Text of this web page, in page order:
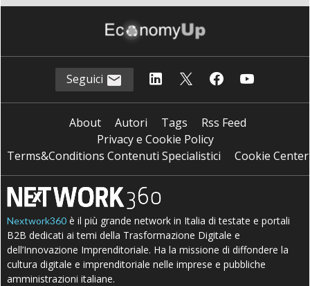
Seguici
About Autori Tags
Rss Feed
Privacy e Cookie Policy
Terms&Conditions Contenuti Specialistici
Cookie Center
Nextwork360 è il più grande network in Italia di testate e portali
B2B dedicati ai temi della Trasformazione Digitale e
dell’Innovazione Imprenditoriale. Ha la missione di diffondere la
cultura digitale e imprenditoriale nelle imprese e pubbliche
amministrazioni italiane.